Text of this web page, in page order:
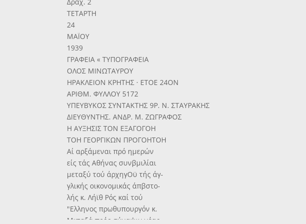
Δραχ. 2
ΤΕΤΑΡΤΗ
24
ΜΑΪΟΥ
1939
ΓΡΑΦΕΙΑ « ΤΥΠΟΓΡΑΦΕΙΑ
ΟΛΟΣ ΜΙΝΩΤΑΥΡΟΥ
ΗΡΑΚΛΕΙΟΝ ΚΡΗΤΗΣ · ΕΤΟΕ 24ΟΝ
ΑΡΙΘΜ. ΦΥΛΛΟΥ 5172
ΥΠΕΥΒΥΚΟΣ ΣΥΝΤΑΚΤΗΣ 9Ρ. Ν. ΣΤΑΥΡΑΚΗΣ
ΔΙΕΥΘΥΝΤΗΣ. ΑΝΔΡ. Μ. ΖΩΓΡΑΦΟΣ
Η ΑΥΞΗΣΙΣ ΤΟΝ ΕΞΑΓΟΓΟΗ
ΤΟΗ ΓΕΟΡΓΙΚΩΝ ΠΡΟΓΟΗΤΟΗ
Αί αρξάμεναι πρό ημερών
είς τάς Αθήνας συνβμιλίαι
μεταξύ τού άρχηγΟϋ τής άγ-
γλικής οικονομικάς άπβστο-
λής κ. Λήϊθ Ρός καί τού
"Ελληνος πρωθυπουργόν κ.
Μκταξά πρός σύναψιν νέας